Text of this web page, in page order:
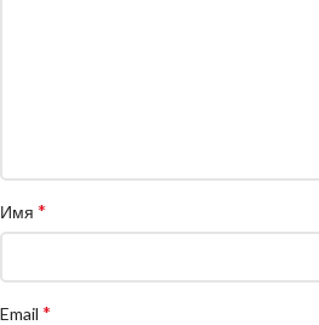
Имя *
Email *